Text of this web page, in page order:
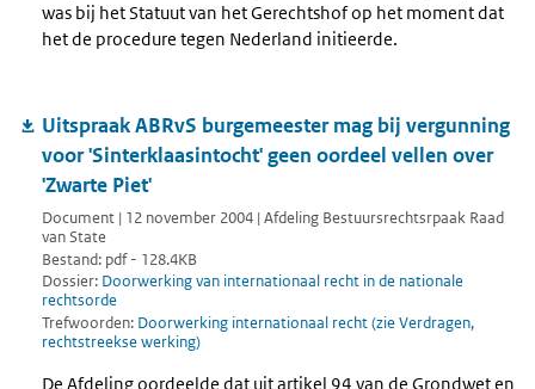
was bij het Statuut van het Gerechtshof op het moment dat
het de procedure tegen Nederland initieerde.
Uitspraak ABRvS burgemeester mag bij vergunning
voor 'Sinterklaasintocht' geen oordeel vellen over
'Zwarte Piet'
Document | 12 november 2004 | Afdeling Bestuursrechtsrpaak Raad
van State
Bestand: pdf - 128.4KB
Dossier: Doorwerking van internationaal recht in de nationale
rechtsorde
Trefwoorden: Doorwerking internationaal recht (zie Verdragen,
rechtstreekse werking)
De Afdeling oordeelde dat uit artikel 94 van de Grondwet en